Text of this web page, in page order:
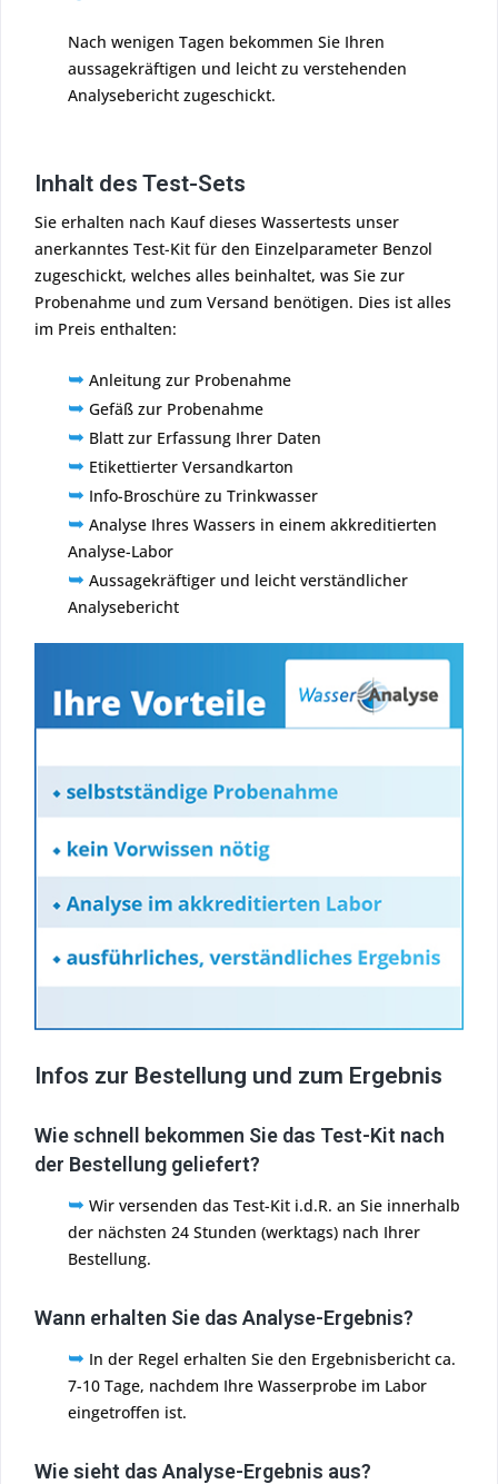
Nach wenigen Tagen bekommen Sie Ihren
aussagekräftigen und leicht zu verstehenden
Analysebericht zugeschickt.
Inhalt des Test-Sets
Sie erhalten nach Kauf dieses Wassertests unser
anerkanntes Test-Kit für den Einzelparameter Benzol
zugeschickt, welches alles beinhaltet, was Sie zur
Probenahme und zum Versand benötigen. Dies ist alles
im Preis enthalten:
➥ Anleitung zur Probenahme
➥ Gefäß zur Probenahme
➥ Blatt zur Erfassung Ihrer Daten
➥ Etikettierter Versandkarton
➥ Info-Broschüre zu Trinkwasser
➥ Analyse Ihres Wassers in einem akkreditierten
Analyse-Labor
➥ Aussagekräftiger und leicht verständlicher
Analysebericht
Infos zur Bestellung und zum Ergebnis
Wie schnell bekommen Sie das Test-Kit nach
der Bestellung geliefert?
➥ Wir versenden das Test-Kit i.d.R. an Sie innerhalb
der nächsten 24 Stunden (werktags) nach Ihrer
Bestellung.
Wann erhalten Sie das Analyse-Ergebnis?
➥ In der Regel erhalten Sie den Ergebnisbericht ca.
7-10 Tage, nachdem Ihre Wasserprobe im Labor
eingetroffen ist.
Wie sieht das Analyse-Ergebnis aus?